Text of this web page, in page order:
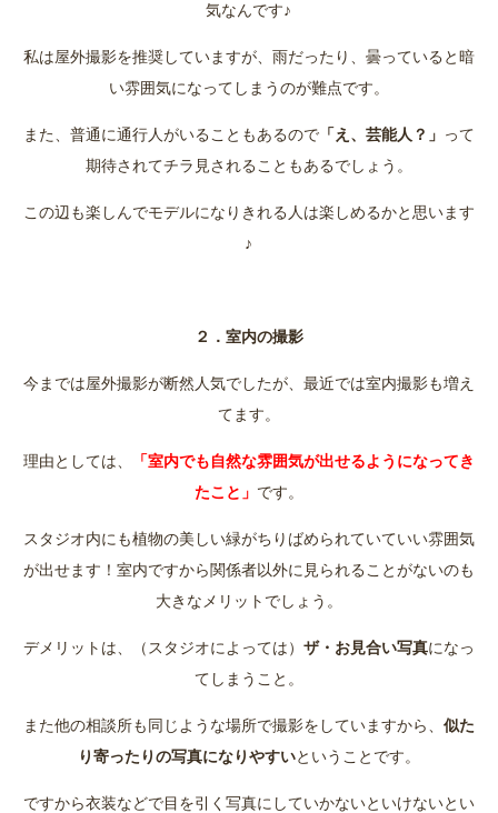
気なんです♪
私は屋外撮影を推奨していますが、雨だったり、曇っていると暗
い雰囲気になってしまうのが難点です。
また、普通に通行人がいることもあるので「え、芸能人？」 って
期待されてチラ見されることもあるでしょう。
この辺も楽しんでモデルになりきれる人は楽しめるかと思います
♪
２．室内の撮影
今までは屋外撮影が断然人気でしたが、最近では室内撮影も増え
てます。
理由としては、
「室内でも自然な雰囲気が出せるようになってき
たこと」 です。
スタジオ内にも植物の美しい緑がちりばめられていていい雰囲気
が出せます！室内ですから関係者以外に見られることがないのも
大きなメリットでしょう。
デメリットは、（スタジオによっては） ザ・お見合い写真になっ
てしまうこと。
また他の相談所も同じような場所で撮影をしていますから、 似た
り寄ったりの写真になりやすいということです。
ですから衣装などで目を引く写真にしていかないといけないとい